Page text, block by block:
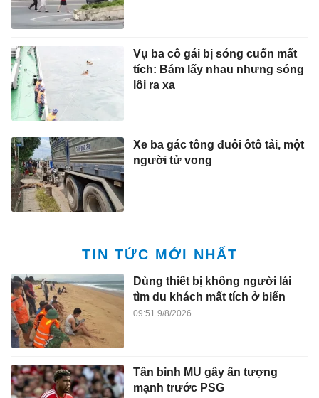
Vụ ba cô gái bị sóng cuốn mất
tích: Bám lấy nhau nhưng sóng
lôi ra xa
Xe ba gác tông đuôi ôtô tải, một
người tử vong
TIN TỨC MỚI NHẤT
Dùng thiết bị không người lái
tìm du khách mất tích ở biển
09:51 9/8/2026
Tân binh MU gây ấn tượng
mạnh trước PSG